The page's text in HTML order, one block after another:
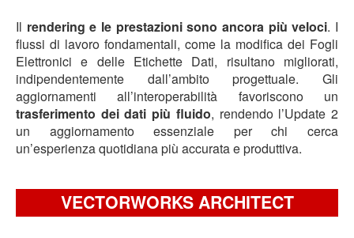
Il rendering e le prestazioni sono ancora più veloci. I
flussi di lavoro fondamentali, come la modifica dei Fogli
Elettronici e delle Etichette Dati, risultano migliorati,
indipendentemente dall’ambito progettuale. Gli
aggiornamenti all’interoperabilità favoriscono un
trasferimento dei dati più fluido, rendendo l’Update 2
un aggiornamento essenziale per chi cerca
un’esperienza quotidiana più accurata e produttiva.
VECTORWORKS ARCHITECT